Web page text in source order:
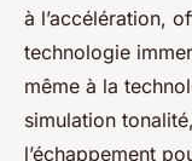
à l’accélération,
technologie
même à la
simulation
l’échappement